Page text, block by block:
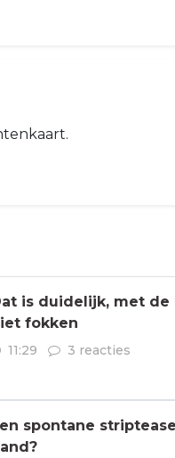
is duidelijk, met de
fokken
11:29 3 reacties
spontane